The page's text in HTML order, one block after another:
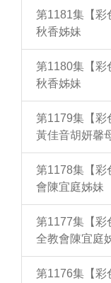
第1181集【彩
秋香姊妹
第1180集【彩
秋香姊妹
第1179集【彩
黃佳音胡妍馨
第1178集【彩
會陳宜庭姊妹
第1177集【彩
全教會陳宜庭
第1176集【彩